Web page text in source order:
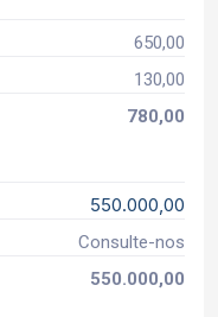
650,00
130,00
780,00
550.000,00
Consulte-nos
550.000,00